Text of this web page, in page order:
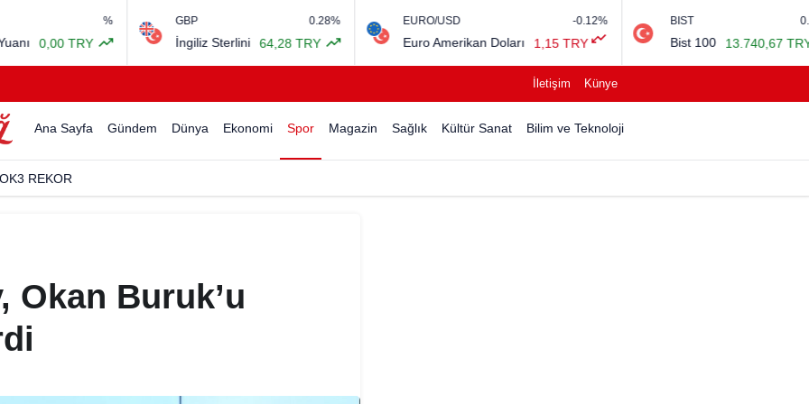
GBP
İngiliz Sterlini 64,28 TRY
EURO/USD
Euro Amerikan Doları 1,15 TRY
BIST
Bist 100 13.740,67 TRY
İletişim Künye
Ana Sayfa Gündem Dünya Ekonomi Spor Magazin Sağlık Kültür Sanat Bilim ve Teknoloji
UMUT OLACAK SOSYAL SORUMLULUK PROJESİ
Okan Buruk’u